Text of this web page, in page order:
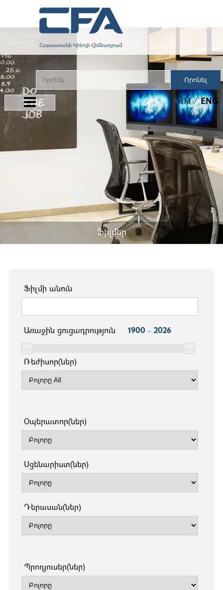
Որոնել
ARM ENG
Ֆիլմեր
Ֆիլմի անուն
Առաջին ցուցադրություն 1900 - 2026
Ռեժիսոր(ներ)
Օպերատոր(ներ)
Սցենարիստ(ներ)
Դերասան(ներ)
Պրոդյուսեր(ներ)